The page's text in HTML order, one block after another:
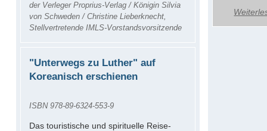
der Verleger Proprius-Verlag / Königin Silvia
von Schweden / Christine Lieberknecht,
Stellvertretende IMLS-Vorstandsvorsitzende
"Unterwegs zu Luther" auf
Koreanisch erschienen
ISBN 978-89-6324-553-9
Das touristische und spirituelle Reise-